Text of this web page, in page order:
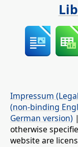
Impressum
(non-binding
German version)
otherwise
website are